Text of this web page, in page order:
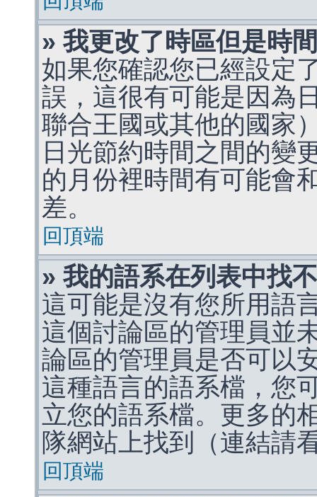
» 我更改了時區但是時
如果您確認您已經設定
誤，這很有可能是因為
聯合王國或其他的國家
日光節約時間之間的變
的月份裡時間有可能會
差。
回頂端
» 我的語系在列表中找
這可能是沒有您所用語
這個討論區的管理員並
論區的管理員是否可以
這種語言的語系檔，您
立您的語系檔。更多的
隊網站上找到（連結請
回頂端